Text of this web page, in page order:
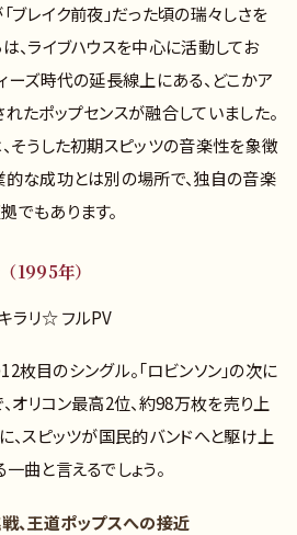
ブレイク前夜」だった頃の瑞々しさを
、ライブハウスを中心に活動してお
ーズ時代の延長線上にある、どこかア
たポップセンスが融合していました。
そうした初期スピッツの音楽性を象徴
的な成功とは別の場所で、独自の音楽
でもあります。
1995年）
ラリ☆ フルPV
枚目のシングル。「ロビンソン」の次に
オリコン最高2位、約98万枚を売り上
、スピッツが国民的バンドへと駆け上
曲と言えるでしょう。
、王道ポップスへの接近